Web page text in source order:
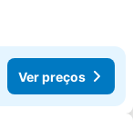
Ver preços